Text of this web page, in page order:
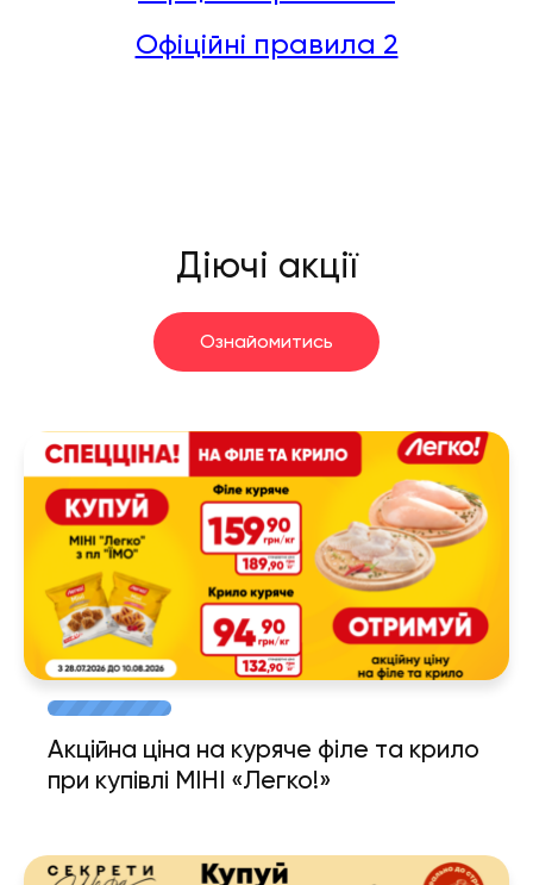
Офіційні правила 2
Діючі акції
Ознайомитись
Акційна ціна на куряче філе та крило
при купівлі МІНІ «Легко!»